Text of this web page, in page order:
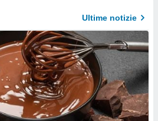
Ultime notizie